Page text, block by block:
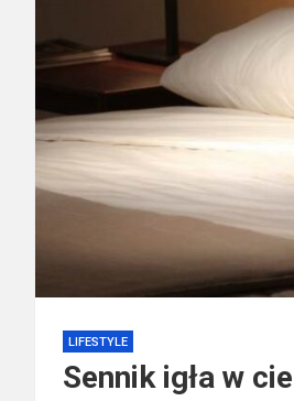
LIFESTYLE
Sennik igła w